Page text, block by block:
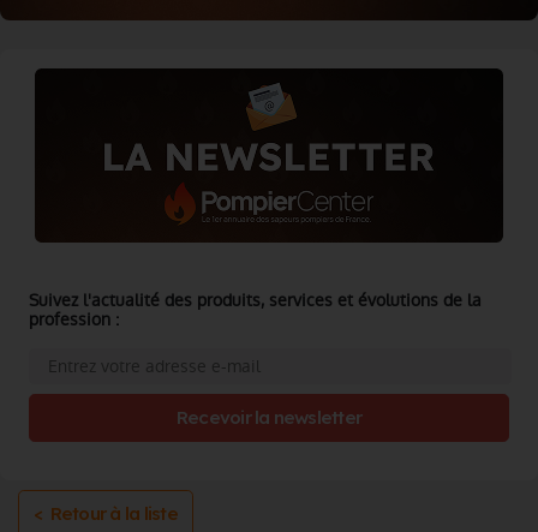
< Retour à la liste
Suivez l'actualité des produits, services et évolutions de la
profession :
Recevoir la newsletter